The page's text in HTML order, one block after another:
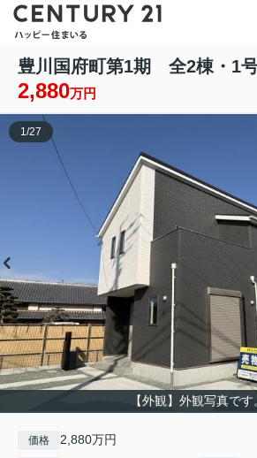
豊川国府町第1期 全2棟・1
2,880万円
【外観】外観写真です
1/27
価格 2,880万円